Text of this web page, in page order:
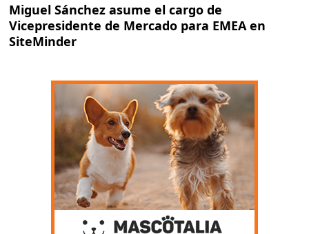
Miguel Sánchez asume el cargo de
Vicepresidente de Mercado para EMEA en
SiteMinder